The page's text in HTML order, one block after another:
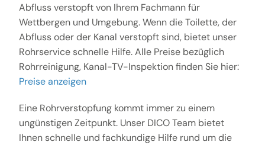
Abfluss verstopft von Ihrem Fachmann für
Wettbergen und Umgebung. Wenn die Toilette, der
Abfluss oder der Kanal verstopft sind, bietet unser
Rohrservice schnelle Hilfe. Alle Preise bezüglich
Rohrreinigung, Kanal-TV-Inspektion finden Sie hier:
Preise anzeigen
Eine Rohrverstopfung kommt immer zu einem
ungünstigen Zeitpunkt. Unser DICO Team bietet
Ihnen schnelle und fachkundige Hilfe rund um die